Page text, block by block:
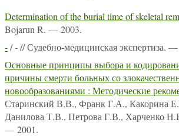
Determination of the burial time of skeletal
Bojarun R. — 2003.
-/ - // Судебно-медицинская
Основные принципы выбора и
причины смерти больных со
новообразованиями : Методические
Старинский В.В., Франк Г.А., Какорина
Данилова Т.В., Петрова Г.В., Харченко
— 2001.